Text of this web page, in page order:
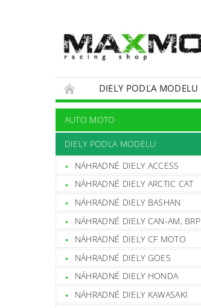
DIELY PODĽA MODELU
OBCHODNÉ PODMIENKY
AUTO MOTO
DIELY PODĽA MODELU
NÁHRADNÉ DIELY ACCESS
NÁHRADNÉ DIELY ARCTIC CAT
NÁHRADNÉ DIELY BASHAN
NÁHRADNÉ DIELY CAN-AM, BRP
NÁHRADNÉ DIELY CF MOTO
NÁHRADNÉ DIELY GOES
NÁHRADNÉ DIELY HONDA
NÁHRADNÉ DIELY KAWASAKI